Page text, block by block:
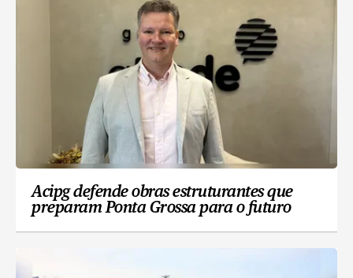
Acipg defende obras estruturantes que
preparam Ponta Grossa para o futuro